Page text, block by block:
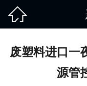

废塑料进口一
源管